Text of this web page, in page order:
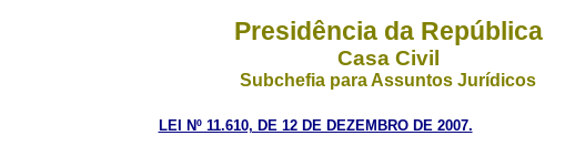
Presidência da República
Casa Civil
Subchefia para Assuntos Jurídicos
LEI Nº 11.610, DE 12 DE DEZEMBRO DE 2007.